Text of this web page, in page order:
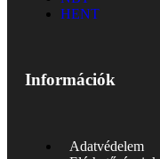
HENT
Információk
Adatvédelem